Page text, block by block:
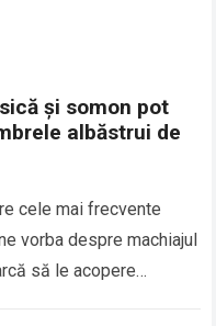
și somon pot
albăstrui de
cele mai frecvente
vorba despre machiajul
să le acopere